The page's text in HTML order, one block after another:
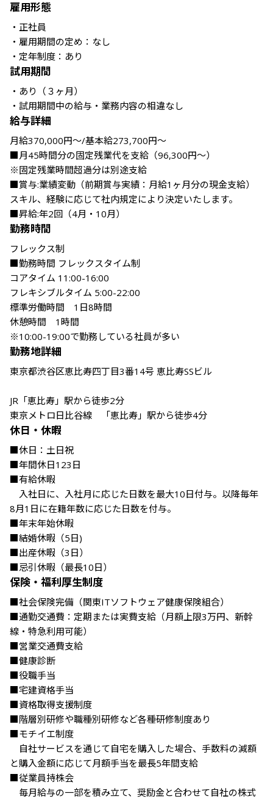
雇用形態
・正社員
・雇用期間の定め：なし
・定年制度：あり
試用期間
・あり（３ヶ月）
・試用期間中の給与・業務内容の相違なし
給与詳細
月給370,000円～/基本給273,700円～
■月45時間分の固定残業代を支給（96,300円～）
※固定残業時間超過分は別途支給
■賞与:業績変動（前期賞与実績：月給1ヶ月分の現金支給）
スキル、経験に応じて社内規定により決定いたします。
■昇給:年2回（4月・10月）
勤務時間
フレックス制
■勤務時間 フレックスタイム制
コアタイム 11:00-16:00
フレキシブルタイム 5:00-22:00
標準労働時間　1日8時間
休憩時間　1時間
※10:00-19:00で勤務している社員が多い
勤務地詳細
東京都渋谷区恵比寿四丁目3番14号 恵比寿SSビル
JR「恵比寿」駅から徒歩2分
東京メトロ日比谷線　「恵比寿」駅から徒歩4分
休日・休暇
■休日：土日祝
■年間休日123日
■有給休暇
入社日に、入社月に応じた日数を最大10日付与。以降毎年
8月1日に在籍年数に応じた日数を付与。
■年末年始休暇
■結婚休暇（5日)
■出産休暇（3日）
■忌引休暇（最長10日）
保険・福利厚生制度
■社会保険完備（関東ITソフトウェア健康保険組合）
■通勤交通費：定期または実費支給（月額上限3万円、新幹
線・特急利用可能）
■営業交通費支給
■健康診断
■役職手当
■宅建資格手当
■資格取得支援制度
■階層別研修や職種別研修など各種研修制度あり
■モチイエ制度
⾃社サービスを通じて自宅を購⼊した場合、手数料の減額
と購⼊⾦額に応じて月額手当を最長5年間支給
■従業員持株会
毎⽉給与の⼀部を積み⽴て、奨励金と合わせて⾃社の株式